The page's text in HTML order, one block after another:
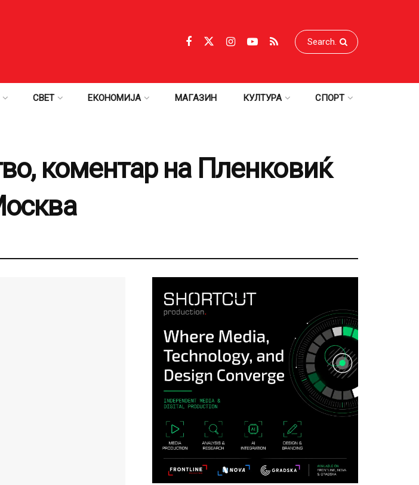
СВЕТ ЕКОНОМИЈА МАГАЗИН КУЛТУРА СПОРТ
коментар на Пленковиќ